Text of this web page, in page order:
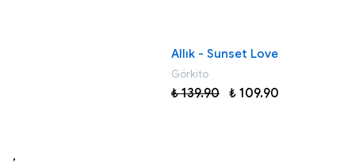
Allık - Sunset Love
Görkito
₺ 139.90 ₺ 109.90
,